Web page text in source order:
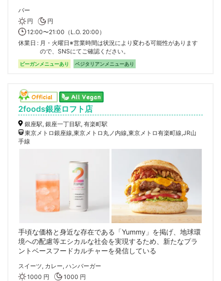
バー
円
円
12:00〜21:00（L.O. 20:00）
休業日
月・火曜日※営業時間は状況により変わる可能性があります
ので、SNSにてご確認ください。
ビーガンメニューあり ベジタリアンメニューあり
2foods銀座ロフト店
銀座駅, 銀座一丁目駅, 有楽町駅
東京メトロ銀座線,東京メトロ丸ノ内線,東京メトロ有楽町線,JR山
手線
手頃な価格と身近な存在である「Yummy」を掲げ、地球環
境への配慮等エシカルな社会を実現するため、新たなプラ
ントベースフードカルチャーを発信している
スイーツ, カレー, ハンバーガー
1000 円
1000 円